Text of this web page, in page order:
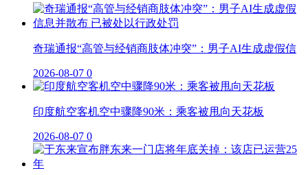
奇瑞通报“高管与经销商肢体冲突”：男子AI生成虚假信
2026-08-07 0
印度航空客机空中骤降90米：乘客被甩向天花板
2026-08-07 0